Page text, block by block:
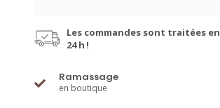
Les commandes sont traitées en
24 h !
Ramassage
en boutique